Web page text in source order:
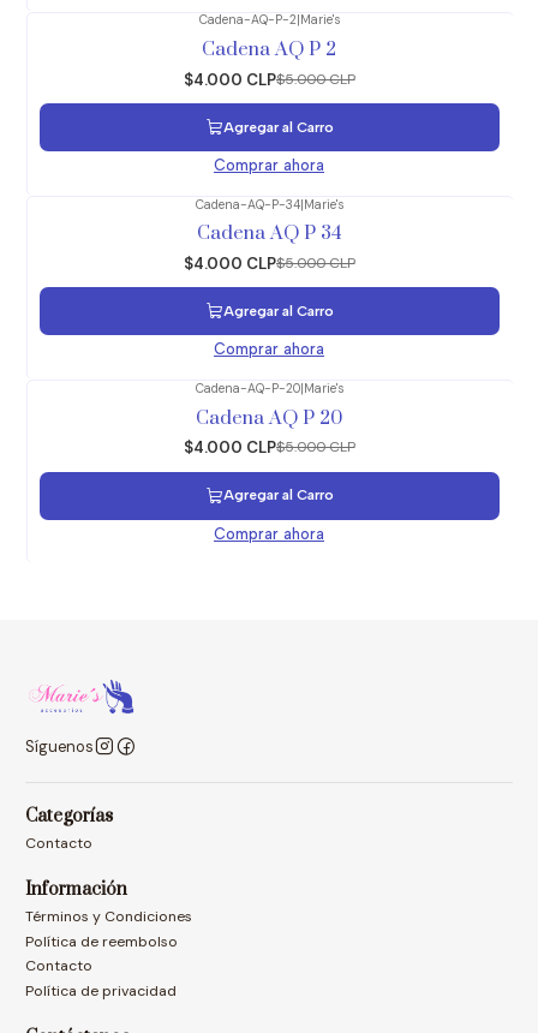
Cadena-AQ-P-2| Marie's
Cadena AQ P 2
$4.000 CLP$5.000 CLP
Agregar al Carro
Comprar ahora
Cadena-AQ-P-34|Marie's
Cadena AQ P 34
$4.000 CLP$5.000 CLP
Agregar al Carro
Comprar ahora
Cadena-AQ-P-20|Marie's
Cadena AQ P 20
$4.000 CLP$5.000 CLP
Agregar al Carro
Comprar ahora
Síguenos
Categorías
Contacto
Información
Términos y Condiciones
Política de reembolso
Contacto
Política de privacidad